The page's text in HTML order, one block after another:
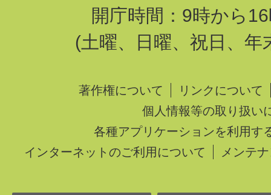
開庁時間：9時から
(土曜、日曜、祝日、年
著作権について
リンクについて
個人情報等の取り扱い
各種アプリケーションを利用す
インターネットのご利用について
メンテ